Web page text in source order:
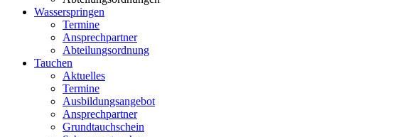
Wasserspringen
Termine
Ansprechpartner
Abteilungsordnung
Tauchen
Aktuelles
Termine
Ausbildungsangebot
Ansprechpartner
Grundtauchschein